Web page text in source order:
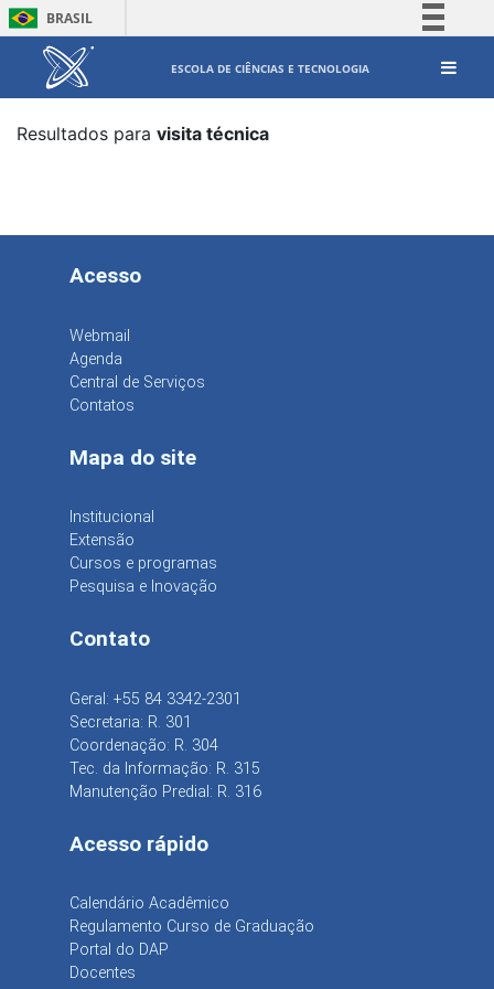
BRASIL
ESCOLA DE CIÊNCIAS E TECNOLOGIA
Resultados para visita técnica
Acesso
Webmail
Agenda
Central de Serviços
Contatos
Mapa do site
Institucional
Extensão
Cursos e programas
Pesquisa e Inovação
Contato
Geral: +55 84 3342-2301
Secretaria: R. 301
Coordenação: R. 304
Tec. da Informação: R. 315
Manutenção Predial: R. 316
Acesso rápido
Calendário Acadêmico
Regulamento Curso de Graduação
Portal do DAP
Docentes